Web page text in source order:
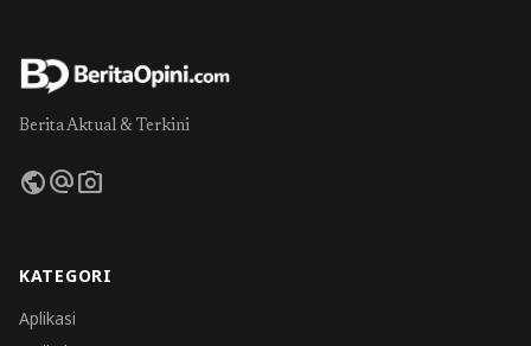
Berita Aktual & Terkini
publicalternate_emailphoto_camera
KATEGORI
Aplikasi